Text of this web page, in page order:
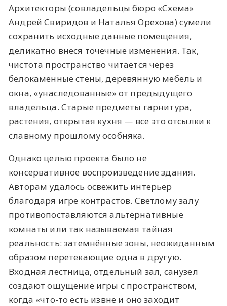
Архитекторы (совладельцы бюро «Схема»
Андрей Свиридов и Наталья Орехова) сумели
сохранить исходные данные помещения,
деликатно внеся точечные изменения. Так,
чистота пространство читается через
белокаменные стены, деревянную мебель и
окна, «унаследованные» от предыдущего
владельца. Старые предметы гарнитура,
растения, открытая кухня — все это отсылки к
славному прошлому особняка.
Однако целью проекта было не
консервативное воспроизведение здания.
Авторам удалось освежить интерьер
благодаря игре контрастов. Светлому залу
противопоставляются альтернативные
комнаты или так называемая тайная
реальность: затемнённые зоны, неожиданным
образом перетекающие одна в другую.
Входная лестница, отдельный зал, санузел
создают ощущение игры с пространством,
когда «что-то есть извне и оно заходит